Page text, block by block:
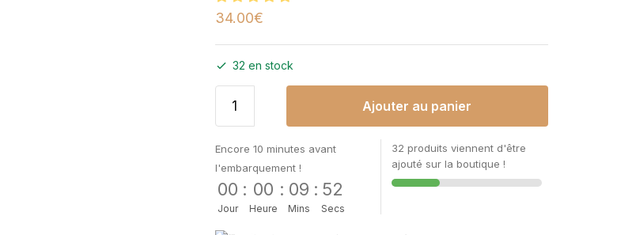
34.00€
32 en stock
Ajouter au panier
Encore 10 minutes avant
l'embarquement !
00
Jour
: 00
Heure
: 09
Mins
: 52
Secs
32 produits viennent d'être
ajouté sur la boutique !